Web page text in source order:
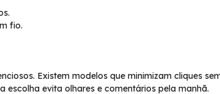
fio.
Existem modelos que minimizam cliques
escolha evita olhares e comentários pela manhã.